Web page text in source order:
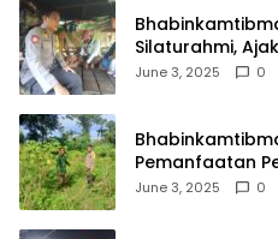
Silaturahmi,
Lingkungan
June 3, 2025 0
Pemanfaatan
Ketahanan
June 3, 2025 0